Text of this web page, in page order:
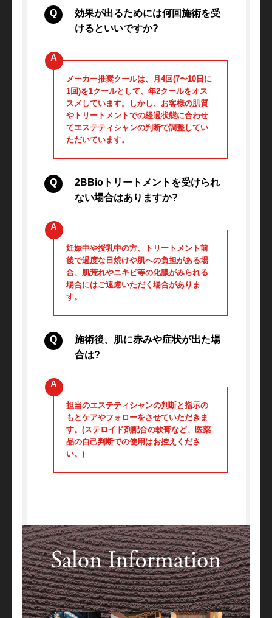
効果が出るためには何回施術を受
けるといいですか?
メーカー推奨クールは、月4回(7〜10日に
1回)を1クールとして、年2クールをオス
スメしています。しかし、お客様の肌質
やトリートメントでの経過状態に合わせ
てエステティシャンの判断で調整してい
ただいています。
2BBioトリートメントを受けられ
ない場合はありますか?
妊娠中や授乳中の方、トリートメント前
後で過度な日焼けや肌への負担がある場
合、肌荒れやニキビ等の化膿がみられる
場合にはご遠慮いただく場合がありま
す。
施術後、肌に赤みや症状が出た場
合は?
担当のエステティシャンの判断と指示の
もとケアやフォローをさせていただきま
す。(ステロイド剤配合の軟膏など、医薬
品の自己判断での使用はお控えくださ
い。)